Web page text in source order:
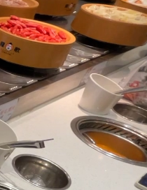
例
旋转小火锅有多火？
2025年底，全国小火锅
2026年回转餐饮
心发展趋势解读
回转餐饮设备行业正处
行业消费升级持续推进